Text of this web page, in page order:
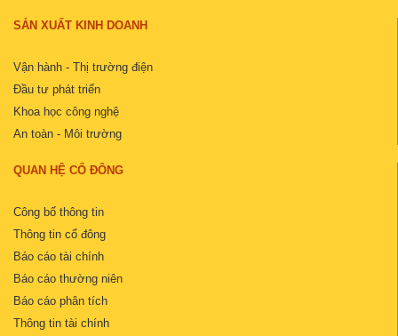
SẢN XUẤT KINH DOANH
Vận hành - Thị trường điện
Đầu tư phát triển
Khoa học công nghệ
An toàn - Môi trường
QUAN HỆ CỔ ĐÔNG
Công bố thông tin
Thông tin cổ đông
Báo cáo tài chính
Báo cáo thường niên
Báo cáo phân tích
Thông tin tài chính